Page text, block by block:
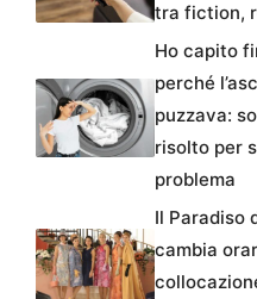
tra fiction,
Ho capito
perché
puzzava:
risolto per
problema
Il Paradiso
cambia